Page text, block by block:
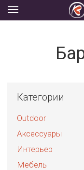
Категории
Outdoor
Аксессуары
Интерьер
Мебель